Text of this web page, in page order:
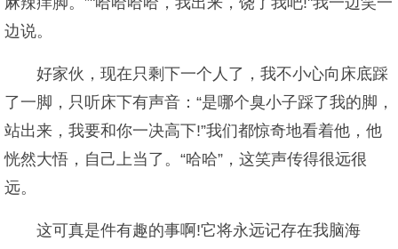
边说。
好家伙，现在只剩下一个人了，我不小心向床底踩
了一脚，只听床下有声音：“是哪个臭小子踩了我的脚，
站出来，我要和你一决高下!”我们都惊奇地看着他，他
恍然大悟，自己上当了。“哈哈”，这笑声传得很远很
远。
这可真是件有趣的事啊!它将永远记存在我脑海